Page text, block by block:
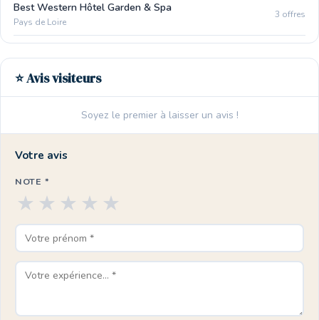
Best Western Hôtel Garden & Spa
Pays de Loire
3 offres
⭐ Avis visiteurs
Soyez le premier à laisser un avis !
Votre avis
NOTE *
★
★
★
★
★